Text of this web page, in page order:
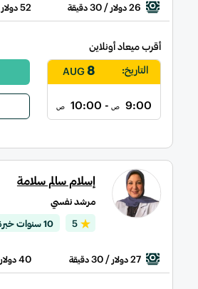
26 دولار / 30 دقيقة 52 دولار
أقرب ميعاد أونلاين
التاريخ:
8
AUG
9:00 ص - 10:00 ص
إسلام سالم سلامة
مرشد نفسي
5 10 سنوات خبرة
27 دولار / 30 دقيقة 40 دولار